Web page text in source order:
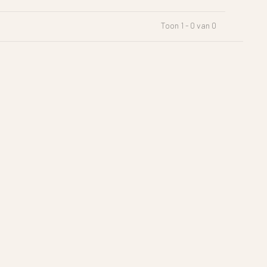
Toon 1 - 0 van 0